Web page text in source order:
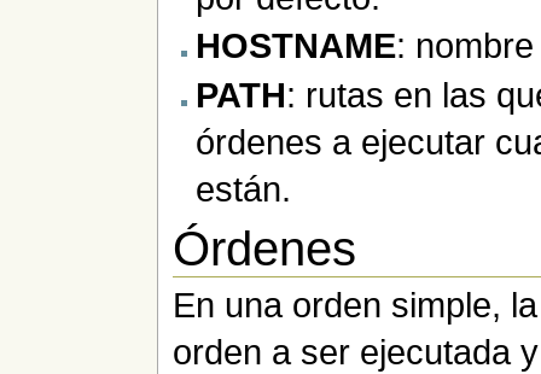
HOSTNAME:
PATH: rutas en las
órdenes a ejecutar
están.
Órdenes
En una orden simple,
orden a ser ejecutada